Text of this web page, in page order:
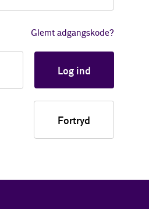
Glemt adgangskode?
Log ind
Fortryd